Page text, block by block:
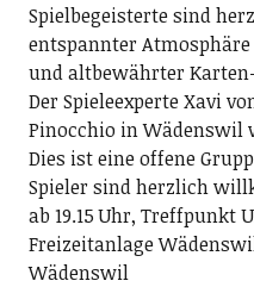
Spielbegeisterte sind
entspannter
und altbewährter
Der Spieleexperte Xavi
Pinocchio in Wädenswil
Dies ist eine offene
Spieler sind herzlich
ab 19.15 Uhr, Treffpunkt
Freizeitanlage
Wädenswil